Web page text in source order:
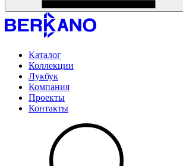
Каталог
Коллекции
Лукбук
Компания
Проекты
Контакты